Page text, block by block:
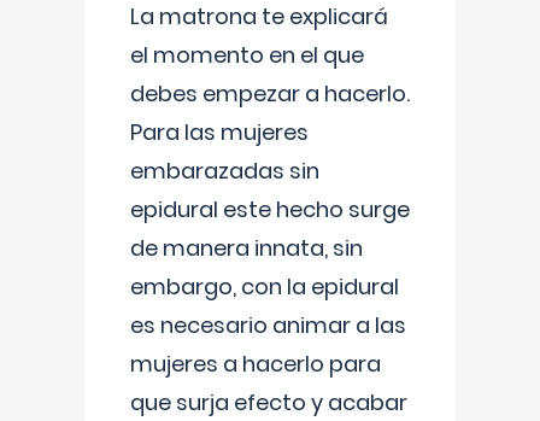
La matrona te explicará
el momento en el que
debes empezar a hacerlo.
Para las mujeres
embarazadas sin
epidural este hecho surge
de manera innata, sin
embargo, con la epidural
es necesario animar a las
mujeres a hacerlo para
que surja efecto y acabar